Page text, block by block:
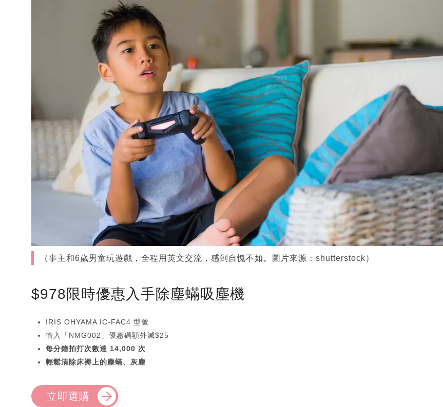
（事主和6歲男童玩遊戲，全程用英文交流，感到自愧不如。圖片來源：shutterstock）
$978限時優惠入手除塵蟎吸塵機
IRIS OHYAMA IC-FAC4 型號
輸入「NMG002」優惠碼額外減$25
每分鐘拍打次數達 14,000 次
輕鬆清除床褥上的塵蟎、灰塵
立即選購